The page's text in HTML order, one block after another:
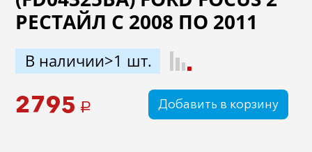
и оснастка
РЕСТАЙЛ С 2008 ПО 2011
В наличии>1 шт.
2795 a Добавить в корзину